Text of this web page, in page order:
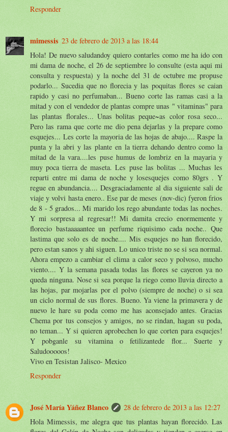
Responder
mimessis 23 de febrero de 2013 a las 18:44
Hola! De nuevo saludandoy quiero contarles como me ha ido con
mi dama de noche, el 26 de septiembre lo consulte (esta aqui mi
consulta y respuesta) y la noche del 31 de octubre me propuse
podarlo... Sucedia que no florecia y las poquitas flores se caian
rapido y casi no perfumaban... Bueno corte las ramas casi a la
mitad y con el vendedor de plantas compre unas " vitaminas" para
las plantas florales... Unas bolitas peque~as color rosa seco...
Pero las rama que corte me dio pena dejarlas y la prepare como
esquejes... Les corte la mayoria de las hojas de abajo.... Raspe la
punta y la abri y las plante en la tierra dehando dentro como la
mitad de la vara....les puse humus de lombriz en la mayaria y
muy poca tierra de maseta. Les puse las bolitas ... Muchas les
reparti entre mi dama de noche y losesquejes como 80grs . Y
regue en abundancia.... Desgraciadamente al dia siguiente sali de
viaje y volvi hasta enero.. Ese par de meses (nov-dic) fyeron frios
de 8 - 5 grados... Mi marido los rego abundante todas las noches.
Y mi sorpresa al regresar!! Mi damita crecio enormemente y
florecio bastaaaaantee un perfume riquisimo cada noche.. Que
lastima que solo es de noche.... Mis esquejes no han florecido,
pero estan sanos y ahi siguen. Lo unico triste no se si sea normal.
Ahora empezo a cambiar el clima a calor seco y polvoso, mucho
viento.... Y la semana pasada todas las flores se cayeron ya no
queda ninguna. Nose si sea porque la riego como lluvia directo a
las hojas, par mojarlas por el polvo (siempre de noche) o si sea
un ciclo normal de sus flores. Bueno. Ya viene la primavera y de
nuevo le hare su poda como me has aconsejado antes. Gracias
Chema por tus consejos y amigos, no se rindan, hagan su poda,
no teman... Y si quieren aprobechen lo que corten para esquejes!
Y pobganle su vitamina o fetilizantede flor... Suerte y
Saludooooos!
Vivo en Tesistan Jalisco- Mexico
Responder
José María Yáñez Blanco
28 de febrero de 2013 a las 12:27
Hola Mimessis, me alegra que tus plantas hayan florecido. Las